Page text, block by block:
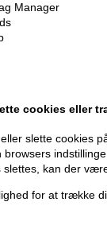
Manager
cookies eller
slette cookies
browsers
kan der
for at trække